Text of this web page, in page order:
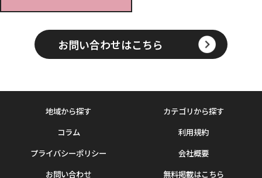
お問い合わせはこちら
地域から探す
カテゴリから探す
コラム
利用規約
プライバシーポリシー
会社概要
お問い合わせ
無料掲載はこちら